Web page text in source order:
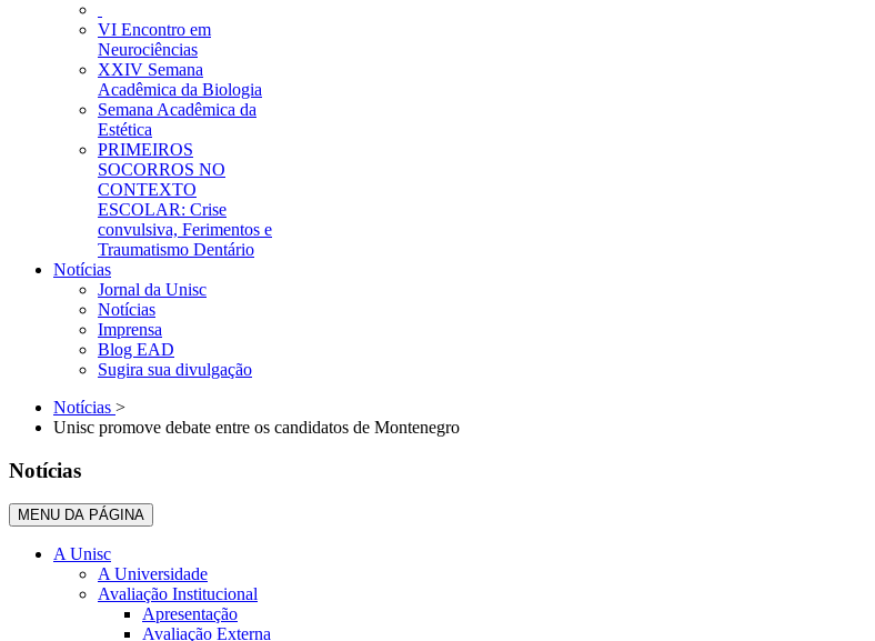
VI Encontro em
Neurociências
XXIV Semana
Acadêmica da Biologia
Semana Acadêmica da
Estética
PRIMEIROS
SOCORROS NO
CONTEXTO
ESCOLAR: Crise
convulsiva, Ferimentos e
Traumatismo Dentário
Notícias
Jornal da Unisc
Notícias
Imprensa
Blog EAD
Sugira sua divulgação
Notícias >
Unisc promove debate entre os candidatos de Montenegro
Notícias
MENU DA PÁGINA
A Unisc
A Universidade
Avaliação Institucional
Apresentação
Avaliação Externa